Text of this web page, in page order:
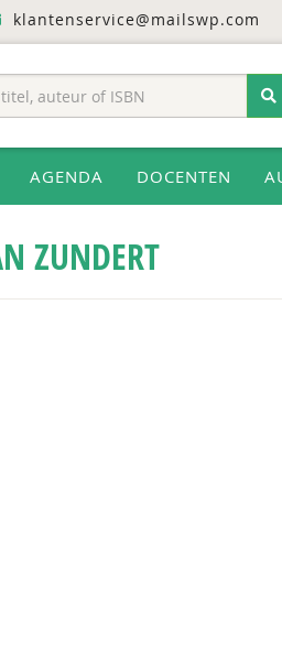
klantenservice@mailswp.com
AGENDA DOCENTEN
ZUNDERT